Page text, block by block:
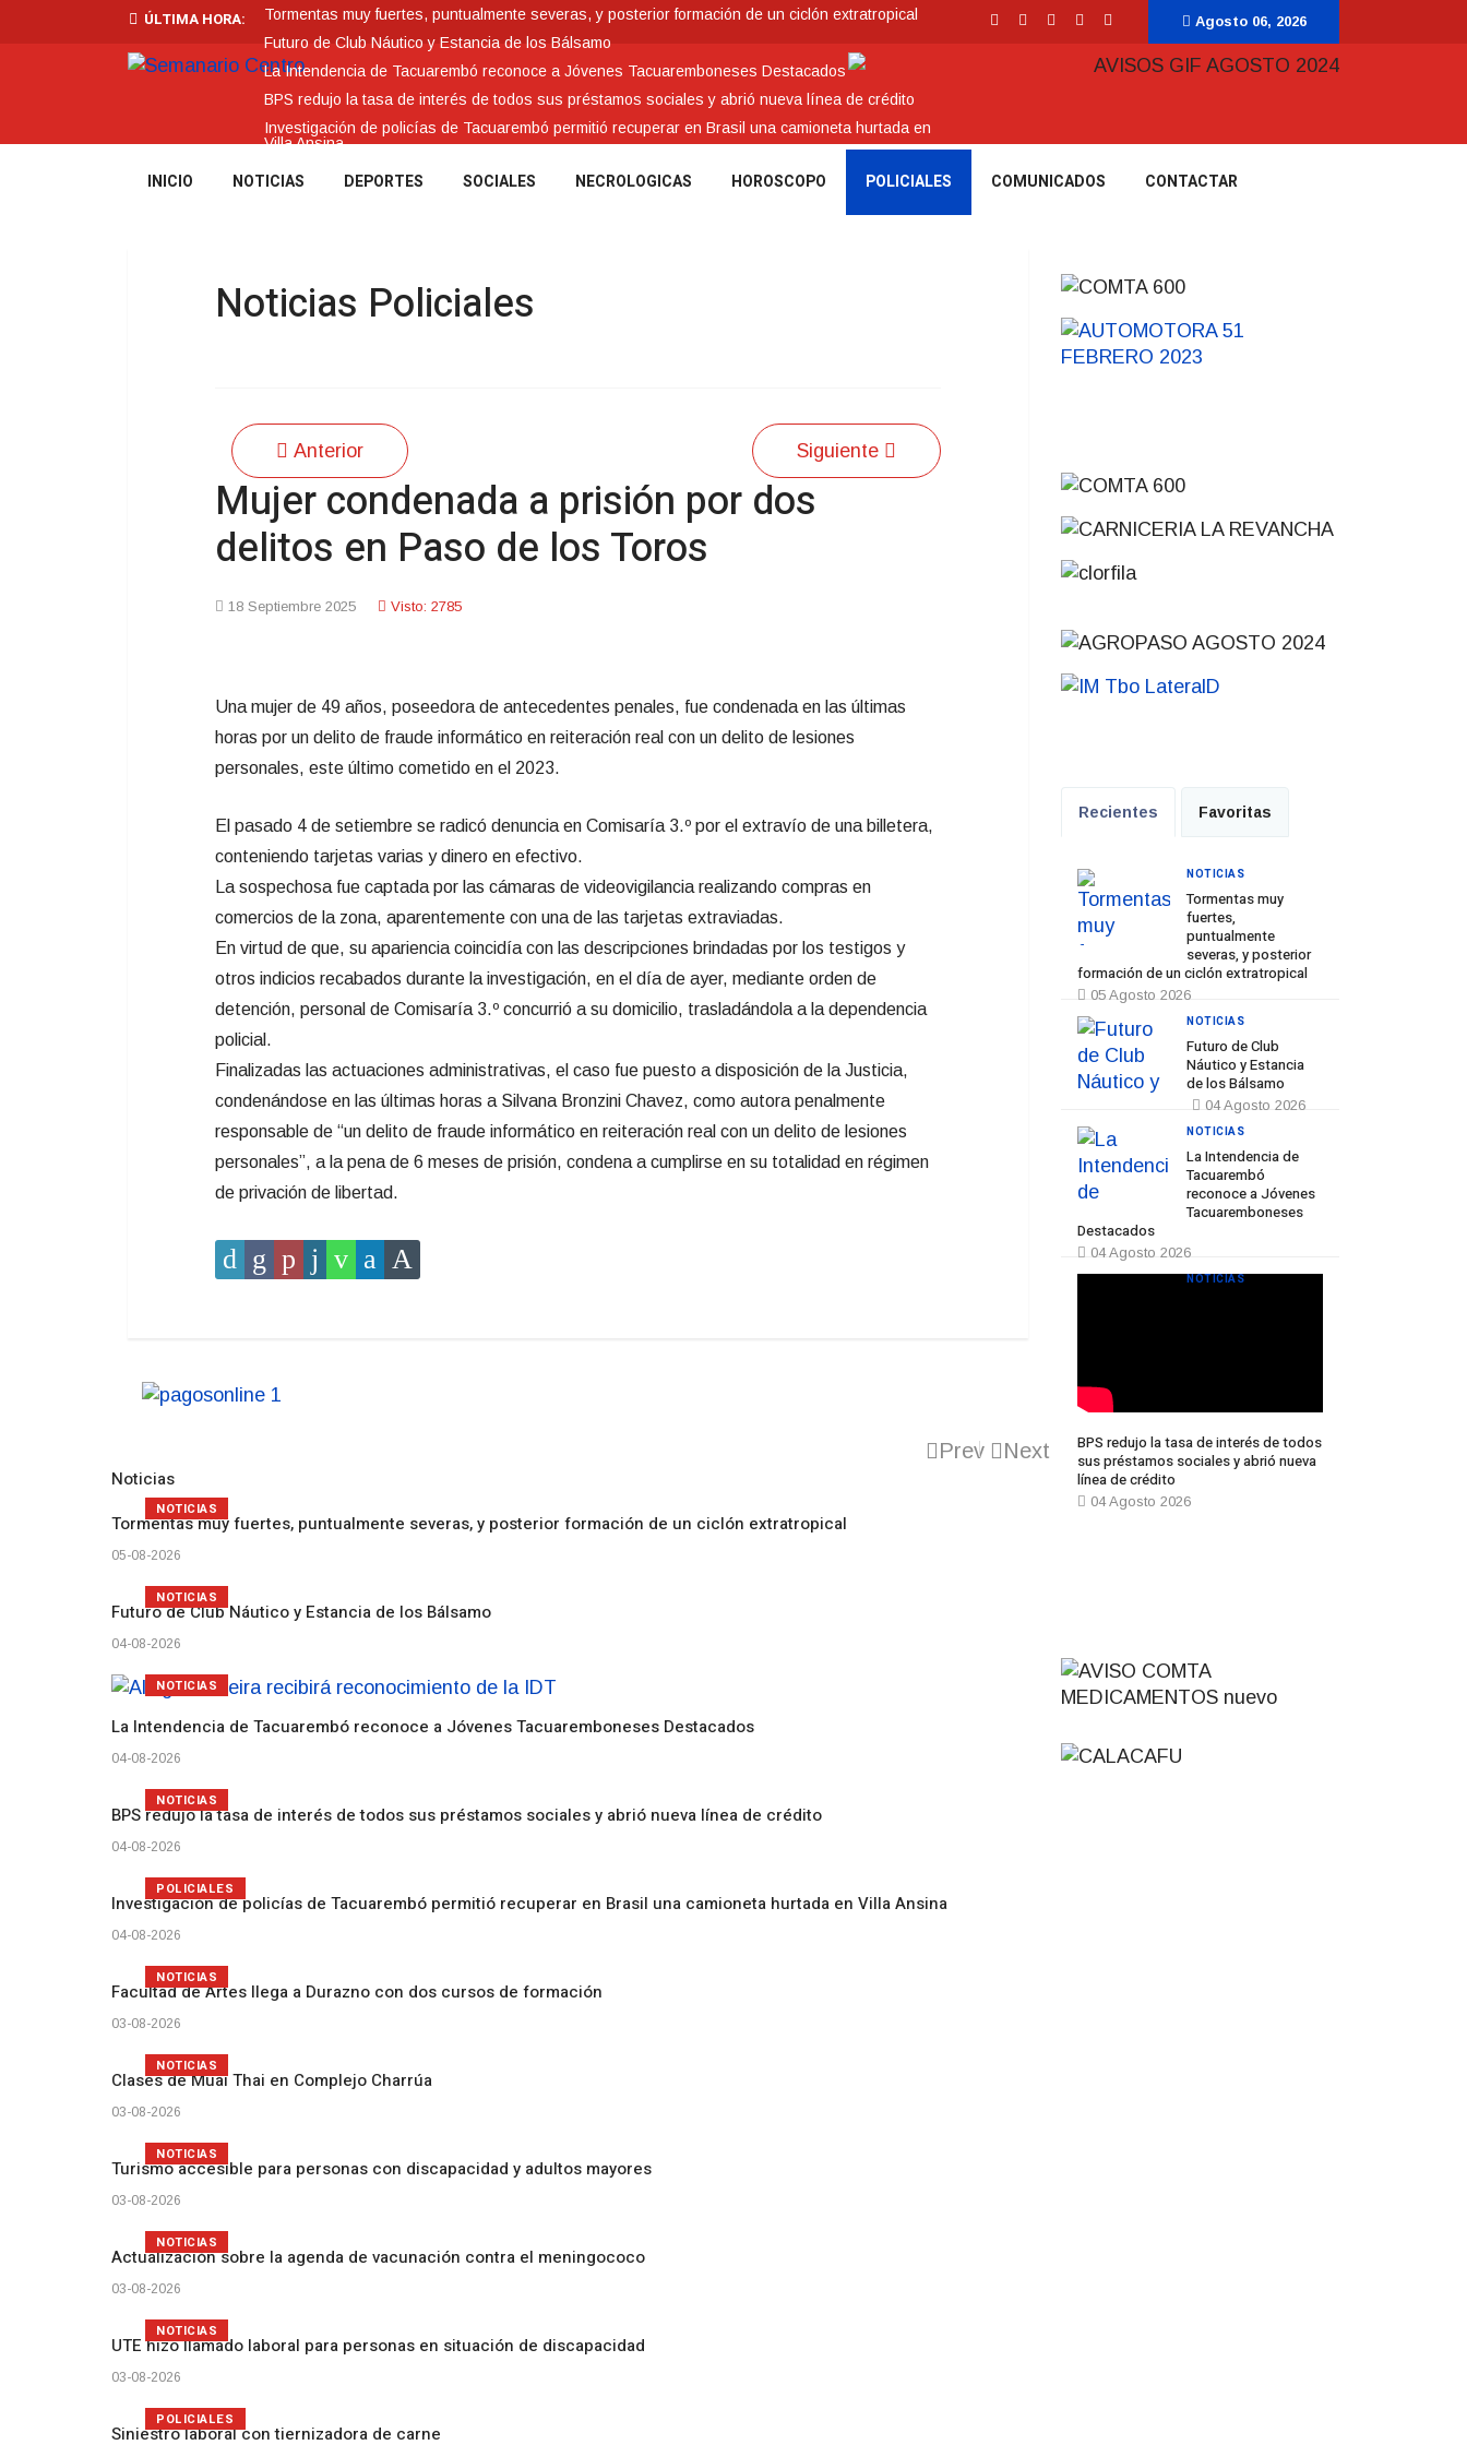
ÚLTIMA HORA:
Tormentas muy fuertes, puntualmente severas, y posterior formación de un ciclón extratropical
Futuro de Club Náutico y Estancia de los Bálsamo
La Intendencia de Tacuarembó reconoce a Jóvenes Tacuaremboneses Destacados
BPS redujo la tasa de interés de todos sus préstamos sociales y abrió nueva línea de crédito
Investigación de policías de Tacuarembó permitió recuperar en Brasil una camioneta hurtada en
Villa Ansina
Agosto 06, 2026
INICIO NOTICIAS DEPORTES SOCIALES NECROLOGICAS HOROSCOPO POLICIALES COMUNICADOS CONTACTAR
Noticias Policiales
Anterior Siguiente
Mujer condenada a prisión por dos
delitos en Paso de los Toros
18 Septiembre 2025 Visto: 2785
Una mujer de 49 años, poseedora de antecedentes penales, fue condenada en las últimas
horas por un delito de fraude informático en reiteración real con un delito de lesiones
personales, este último cometido en el 2023.
El pasado 4 de setiembre se radicó denuncia en Comisaría 3.º por el extravío de una billetera,
conteniendo tarjetas varias y dinero en efectivo.
La sospechosa fue captada por las cámaras de videovigilancia realizando compras en
comercios de la zona, aparentemente con una de las tarjetas extraviadas.
En virtud de que, su apariencia coincidía con las descripciones brindadas por los testigos y
otros indicios recabados durante la investigación, en el día de ayer, mediante orden de
detención, personal de Comisaría 3.º concurrió a su domicilio, trasladándola a la dependencia
policial.
Finalizadas las actuaciones administrativas, el caso fue puesto a disposición de la Justicia,
condenándose en las últimas horas a Silvana Bronzini Chavez, como autora penalmente
responsable de “un delito de fraude informático en reiteración real con un delito de lesiones
personales”, a la pena de 6 meses de prisión, condena a cumplirse en su totalidad en régimen
de privación de libertad.
Noticias
Prev Next
Tormentas muy fuertes, puntualmente severas, y posterior formación de un ciclón extratropical
05-08-2026
NOTICIAS
Futuro de Club Náutico y Estancia de los Bálsamo
04-08-2026
NOTICIAS
La Intendencia de Tacuarembó reconoce a Jóvenes Tacuaremboneses Destacados
04-08-2026
NOTICIAS
BPS redujo la tasa de interés de todos sus préstamos sociales y abrió nueva línea de crédito
04-08-2026
NOTICIAS
Investigación de policías de Tacuarembó permitió recuperar en Brasil una camioneta hurtada en Villa Ansina
04-08-2026
POLICIALES
Facultad de Artes llega a Durazno con dos cursos de formación
03-08-2026
NOTICIAS
Clases de Muai Thai en Complejo Charrúa
03-08-2026
NOTICIAS
Turismo accesible para personas con discapacidad y adultos mayores
03-08-2026
NOTICIAS
Actualización sobre la agenda de vacunación contra el meningococo
03-08-2026
NOTICIAS
UTE hizo llamado laboral para personas en situación de discapacidad
03-08-2026
NOTICIAS
Siniestro laboral con tiernizadora de carne
POLICIALES
Recientes Favoritas
Tormentas muy
fuertes,
puntualmente
severas, y posterior
formación de un ciclón extratropical
05 Agosto 2026
NOTICIAS
Futuro de Club
Náutico y Estancia
de los Bálsamo
04 Agosto 2026
NOTICIAS
La Intendencia de
Tacuarembó
reconoce a Jóvenes
Tacuaremboneses
Destacados
04 Agosto 2026
NOTICIAS
BPS redujo la tasa de interés de todos
sus préstamos sociales y abrió nueva
línea de crédito
04 Agosto 2026
NOTICIAS